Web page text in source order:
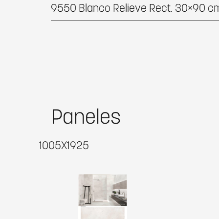
9550 Blanco Relieve Rect. 30×90
Paneles
1005X1925